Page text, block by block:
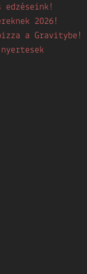
edzéseink!
2026!
a Gravitybe!
nyertesek